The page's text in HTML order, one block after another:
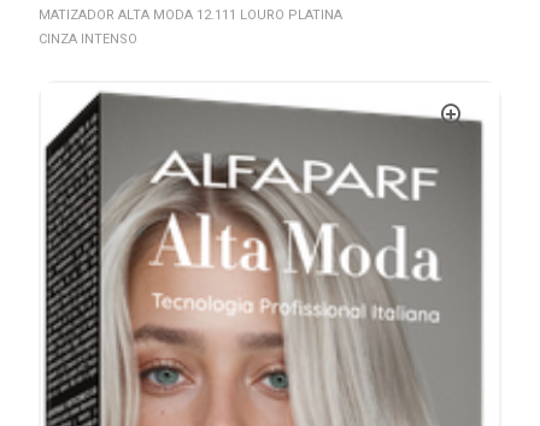
MATIZADOR ALTA MODA 12.111 LOURO PLATINA
CINZA INTENSO